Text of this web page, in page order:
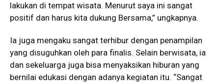
lakukan di tempat wisata. Menurut saya ini sangat
positif dan harus kita dukung Bersama,” ungkapnya.
Ia juga mengaku sangat terhibur dengan penampilan
yang disuguhkan oleh para finalis. Selain berwisata, ia
dan sekeluarga juga bisa menyaksikan hiburan yang
bernilai edukasi dengan adanya kegiatan itu. “Sangat